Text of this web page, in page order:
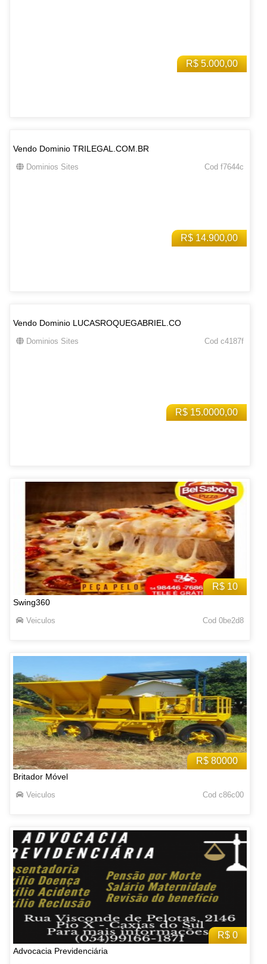
R$ 5.000,00
R$ 14.900,00
Vendo Dominio TRILEGAL.COM.BR
Dominios Sites Cod f7644c
R$ 15.0000,00
Vendo Dominio LUCASROQUEGABRIEL.CO
Dominios Sites Cod c4187f
R$ 10
Swing360
Veiculos Cod 0be2d8
R$ 80000
Britador Móvel
Veiculos Cod c86c00
R$ 0
Advocacia Previdenciária